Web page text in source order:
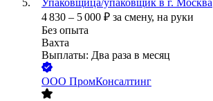
Упаковщица/упаковщик в г. Москва
4 830 – 5 000 ₽ за смену, на руки
Без опыта
Вахта
Выплаты: Два раза в месяц
ООО ПромКонсалтинг